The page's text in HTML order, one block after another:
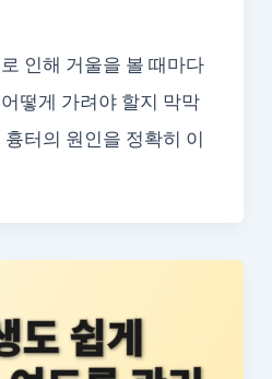
인해 거울을 볼 때마다
떻게 가려야 할지 막막
터의 원인을 정확히 이